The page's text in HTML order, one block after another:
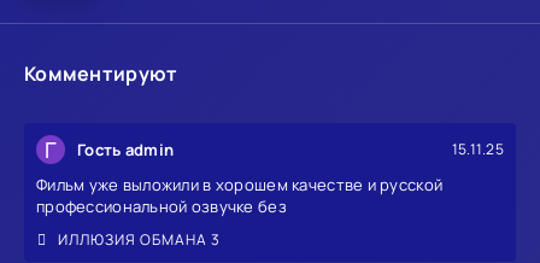
Комментируют
Г Гость admin 15.11.25
Фильм уже выложили в хорошем качестве и русской
профессиональной озвучке без
ИЛЛЮЗИЯ ОБМАНА 3